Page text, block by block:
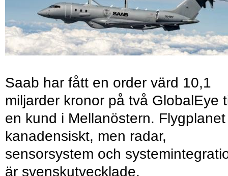
Saab har fått en order värd 10,1
miljarder kronor på två GlobalEye
en kund i Mellanöstern.
kanadensiskt, men radar,
sensorsystem och
är svenskutvecklade.